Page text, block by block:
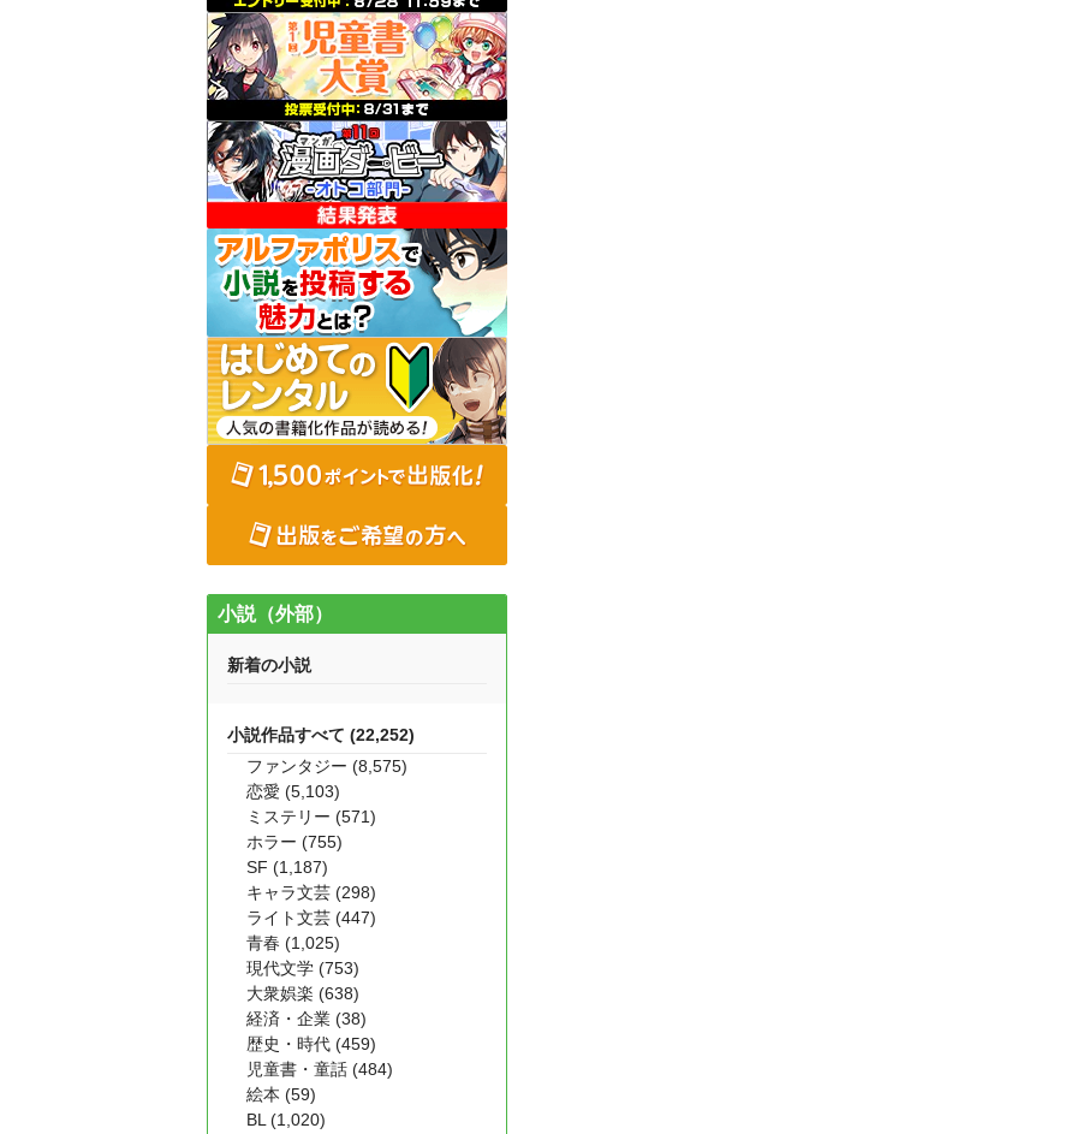
小説（外部）
新着の小説
小説作品すべて (22,252)
ファンタジー (8,575)
恋愛 (5,103)
ミステリー (571)
ホラー (755)
SF (1,187)
キャラ文芸 (298)
ライト文芸 (447)
青春 (1,025)
現代文学 (753)
大衆娯楽 (638)
経済・企業 (38)
歴史・時代 (459)
児童書・童話 (484)
絵本 (59)
BL (1,020)